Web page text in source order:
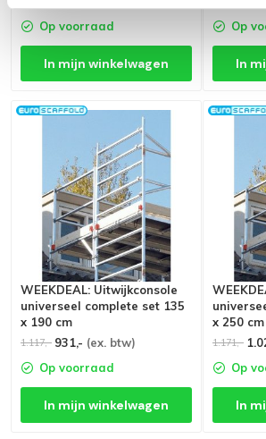
Op voorraad
In mijn winkelwagen
Op
In
WEEKDEAL: Uitwijkconsole
universeel complete set 135
x 190 cm
1.117,- 931,- (ex. btw)
Op voorraad
In mijn winkelwagen
x 250 cm
1.171,-
Op
In